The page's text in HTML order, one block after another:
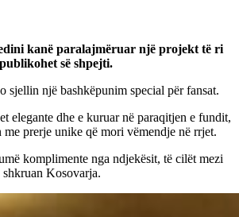
kanë paralajmëruar një projekt të ri
së shpejti.
sjellin një bashkëpunim special për fansat.
elegante dhe e kuruar në paraqitjen e fundit,
me prerje unike që mori vëmendje në rrjet.
komplimente nga ndjekësit, të cilët mezi
Kosovarja.